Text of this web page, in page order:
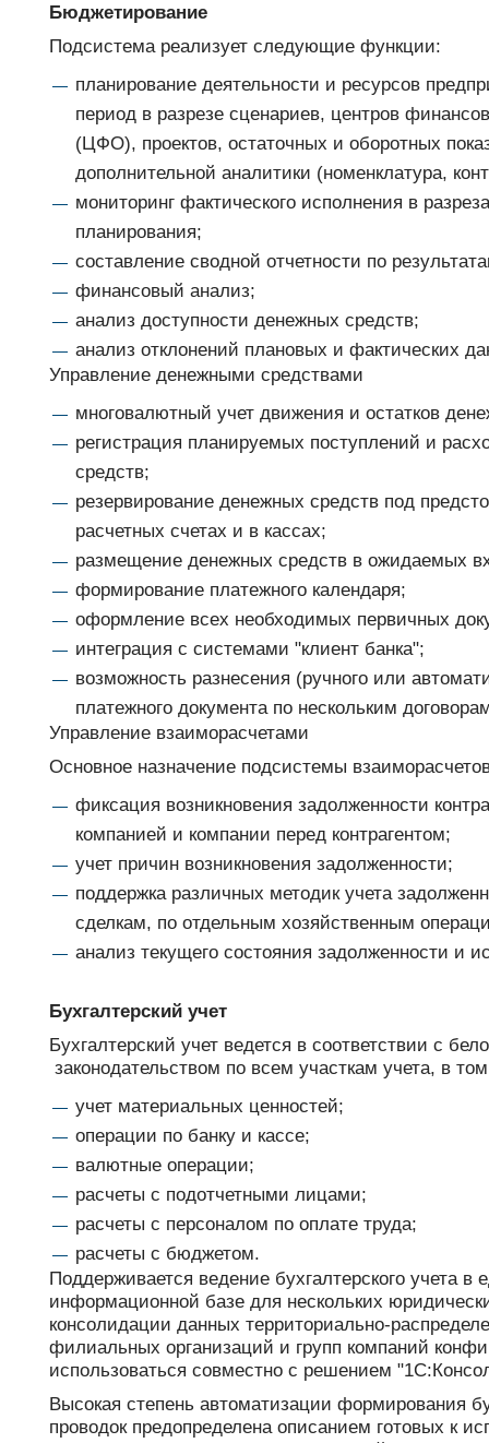
Бюджетирование
Подсистема реализует следующие функции:
планирование деятельности и ресурсов
период в разрезе сценариев, центров
(ЦФО), проектов, остаточных и оборотных
дополнительной аналитики (номенклатура,
мониторинг фактического исполнения в
планирования;
составление сводной отчетности по
финансовый анализ;
анализ доступности денежных средств;
анализ отклонений плановых и фактических
Управление денежными средствами
многовалютный учет движения и остатков
регистрация планируемых поступлений и
средств;
резервирование денежных средств под
расчетных счетах и в кассах;
размещение денежных средств в ожидаемых
формирование платежного календаря;
оформление всех необходимых первичных
интеграция с системами "клиент банка";
возможность разнесения (ручного или
платежного документа по нескольким
Управление взаиморасчетами
Основное назначение подсистемы
фиксация возникновения задолженности
компанией и компании перед контрагентом;
учет причин возникновения задолженности;
поддержка различных методик учета
сделкам, по отдельным хозяйственным
анализ текущего состояния задолженности и
Бухгалтерский учет
Бухгалтерский учет ведется в соответствии с
законодательством по всем участкам учета, в
учет материальных ценностей;
операции по банку и кассе;
валютные операции;
расчеты с подотчетными лицами;
расчеты с персоналом по оплате труда;
расчеты с бюджетом.
Поддерживается ведение бухгалтерского учета в
информационной базе для нескольких
консолидации данных территориально-
филиальных организаций и групп компаний
использоваться совместно с решением
Высокая степень автоматизации формирования
проводок предопределена описанием готовых к